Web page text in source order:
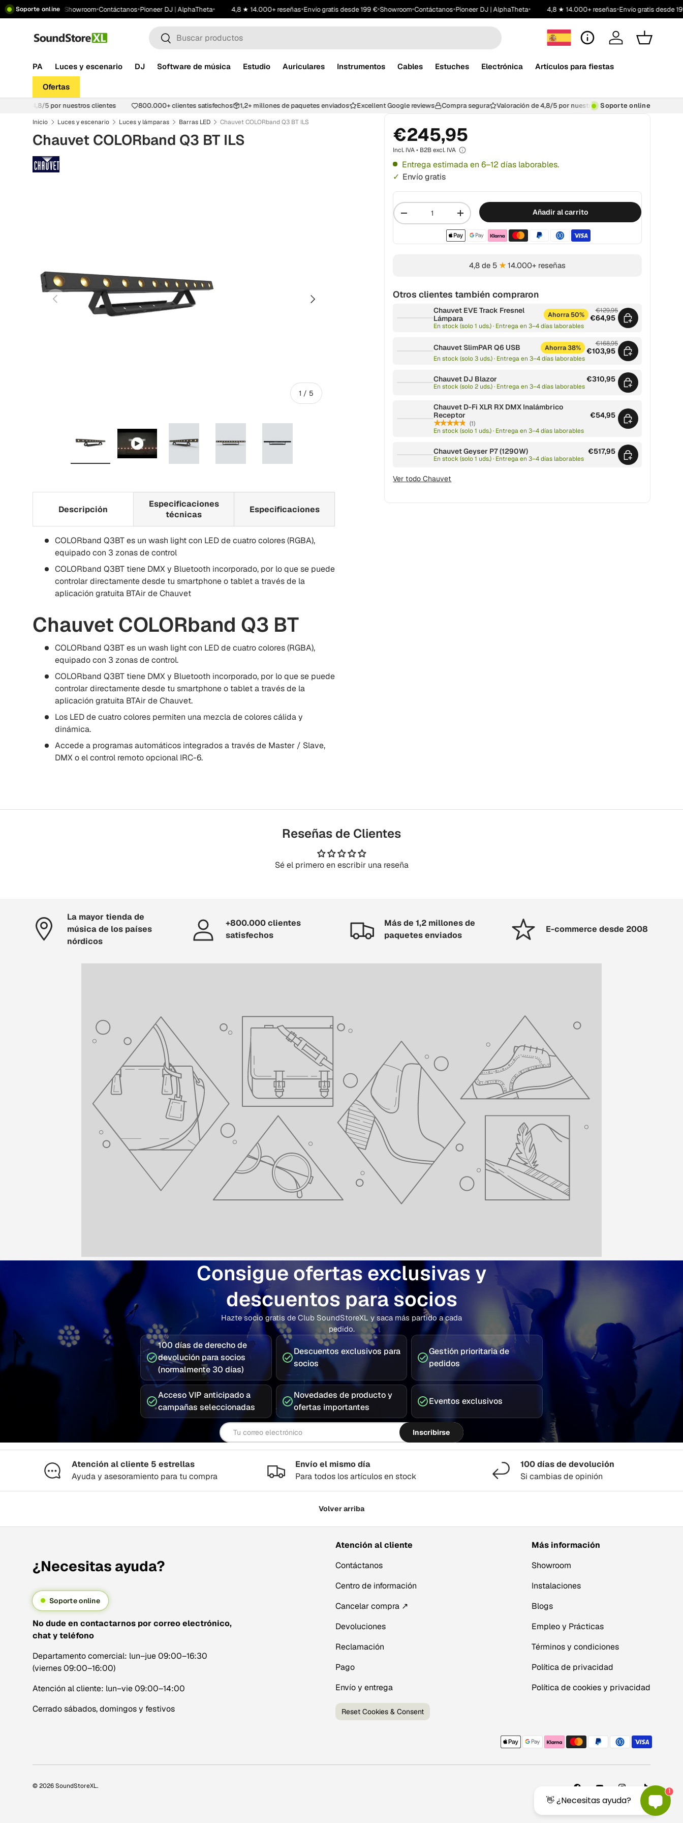
Saltar al contenido
Soporte online
desde 199 €•Showroom•Contáctanos•Pioneer DJ | AlphaTheta• 4,8 ★ 14.000+ reseñas•Envío gratis desde 199 €•Showroom•Contáctanos•Pioneer DJ | AlphaTheta• 4,8 ★ 14.000+ reseñas•Envío gratis desde
Buscar
Buscar Atención al cliente
Iniciar sesión
Carrito
PA Luces y escenario DJ Software de música Estudio Auriculares Instrumentos Cables Estuches Electrónica Artículos para fiestas
Ofertas
de 4,8/5 por nuestros clientes 800.000+ clientes satisfechos 1,2+ millones de paquetes enviados Excellent Google reviews Compra segura Valoración de 4,8/5 por nuestros clientes
Soporte online
Inicio Luces y escenario Luces y lámparas Barras LED Chauvet COLORband Q3 BT ILS
Chauvet COLORband Q3 BT ILS
Anterior
1 / de
5
Siguiente
€245,95
Incl. IVA • B2B excl. IVA
Entrega estimada en 6–12 días laborables.
Envío gratis
Cantidad
-
+ Añadir al carrito
Métodos de pago aceptados
4,8 de 5★14.000+ reseñas
Otros clientes también compraron
Chauvet EVE Track Fresnel
Lámpara
Ahorra 50% €129,95
€64,95
En stock (solo 1 uds.) · Entrega en 3–4 días laborables
Chauvet SlimPAR Q6 USB Ahorra 38% €168,95
€103,95
En stock (solo 3 uds.) · Entrega en 3–4 días laborables
Chauvet DJ Blazor €310,95
En stock (solo 2 uds.) · Entrega en 3–4 días laborables
Chauvet D-Fi XLR RX DMX Inalámbrico
Receptor
★★★★★ (1)
€54,95
En stock (solo 1 uds.) · Entrega en 3–4 días laborables
Chauvet Geyser P7 (1290W) €517,95
En stock (solo 1 uds.) · Entrega en 3–4 días laborables
Ver todo Chauvet
Descripción
Especificaciones
técnicas
Especificaciones
COLORband Q3BT es un wash light con LED de cuatro colores (RGBA),
equipado con 3 zonas de control
COLORband Q3BT tiene DMX y Bluetooth incorporado, por lo que se puede
controlar directamente desde tu smartphone o tablet a través de la
aplicación gratuita BTAir de Chauvet
Chauvet COLORband Q3 BT
COLORband Q3BT es un wash light con LED de cuatro colores (RGBA),
equipado con 3 zonas de control.
COLORband Q3BT tiene DMX y Bluetooth incorporado, por lo que se puede
controlar directamente desde tu smartphone o tablet a través de la
aplicación gratuita BTAir de Chauvet.
Los LED de cuatro colores permiten una mezcla de colores cálida y
dinámica.
Accede a programas automáticos integrados a través de Master / Slave,
DMX o el control remoto opcional IRC-6.
Reseñas de Clientes
Sé el primero en escribir una reseña
La mayor tienda de
música de los países
nórdicos
+800.000 clientes
satisfechos
Más de 1,2 millones de
paquetes enviados
E-commerce desde 2008
Consigue ofertas exclusivas y
descuentos para socios
Hazte socio gratis de Club SoundStoreXL y saca más partido a cada
pedido.
100 días de derecho de
devolución para socios
(normalmente 30 días)
Descuentos exclusivos para
socios
Gestión prioritaria de
pedidos
Acceso VIP anticipado a
campañas seleccionadas
Novedades de producto y
ofertas importantes
Eventos exclusivos
Correo electrónico
Inscribirse
Atención al cliente 5 estrellas
Ayuda y asesoramiento para tu compra
Envío el mismo día
Para todos los artículos en stock
100 días de devolución
Si cambias de opinión
Volver arriba
¿Necesitas ayuda?
Soporte online
No dude en contactarnos por correo electrónico,
chat y teléfono
Departamento comercial: lun–jue 09:00–16:30
(viernes 09:00–16:00)
Atención al cliente: lun–vie 09:00–14:00
Cerrado sábados, domingos y festivos
Atención al cliente
Contáctanos
Centro de información
Cancelar compra ↗
Devoluciones
Reclamación
Pago
Envío y entrega
Reset Cookies & Consent
Más información
Showroom
Instalaciones
Blogs
Empleo y Prácticas
Términos y condiciones
Política de privacidad
Política de cookies y privacidad
© 2026SoundStoreXL.
InstagramTikTok
👋 ¿Necesitas ayuda?
1